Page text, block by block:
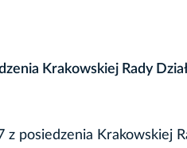
Krakowskiej Rady
z posiedzenia Krakowskiej